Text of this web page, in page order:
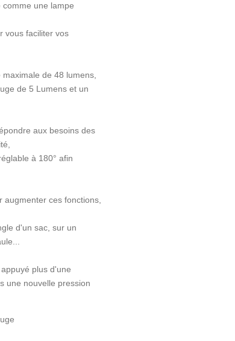
une lampe
vous faciliter vos
de 48 lumens,
de 5 Lumens et un
aux besoins des
à 180° afin
augmenter ces fonctions,
d'un sac, sur un
plus d'une
une nouvelle pression